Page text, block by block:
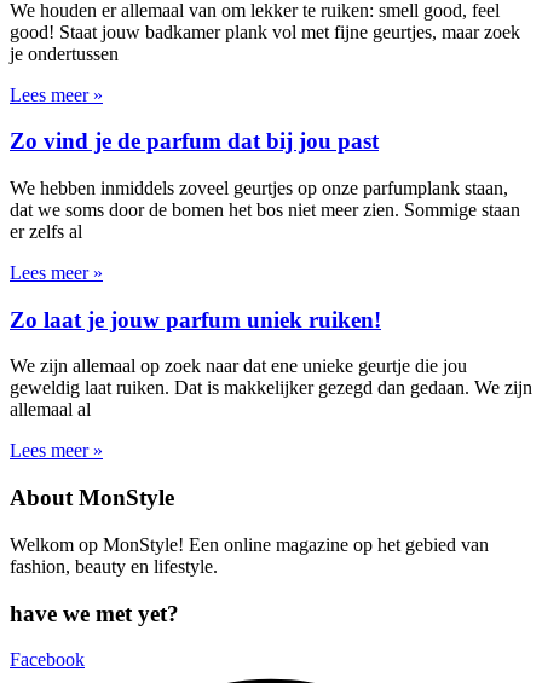
We houden er allemaal van om lekker te ruiken: smell good, feel
good! Staat jouw badkamer plank vol met fijne geurtjes, maar zoek
je ondertussen
Lees meer »
Zo vind je de parfum dat bij jou past
We hebben inmiddels zoveel geurtjes op onze parfumplank staan,
dat we soms door de bomen het bos niet meer zien. Sommige staan
er zelfs al
Lees meer »
Zo laat je jouw parfum uniek ruiken!
We zijn allemaal op zoek naar dat ene unieke geurtje die jou
geweldig laat ruiken. Dat is makkelijker gezegd dan gedaan. We zijn
allemaal al
Lees meer »
About MonStyle
Welkom op MonStyle! Een online magazine op het gebied van
fashion, beauty en lifestyle.
have we met yet?
Facebook